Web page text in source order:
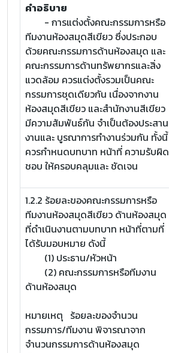
คำอธิบาย
- การแต่งตั้งคณะกรรมการหรือ
ทีมงานห้องสมุดสีเขียว ซึ่งประกอบ
ด้วยคณะกรรมการด้านห้องสมุด และ
คณะกรรมการด้านทรัพยากรและสิ่ง
แวดล้อม ควรแต่งตั้งรวมเป็นคณะ
กรรมการชุดเดียวกัน เนื่องจากงาน
ห้องสมุดสีเขียว และสำนักงานสีเขียว
มีความสัมพันธ์กัน จำเป็นต้องประสาน
งานและ บูรณาการทำงานร่วมกัน ทั้งนี้
ควรกำหนดบทบาท หน้าที่ ความรับผิด
ชอบ ให้ครอบคลุมและ ชัดเจน
1.2.2 ร้อยละของคณะกรรมการหรือ
ทีมงานห้องสมุดสีเขียว ด้านห้องสมุด
ที่ดำเนินงานตามบทบาท หน้าที่ตามที่
ได้รับมอบหมาย ดังนี้
(1) ประธาน/หัวหน้า
(2) คณะกรรมการหรือทีมงาน
ด้านห้องสมุด
หมายเหตุ ร้อยละของจำนวน
กรรมการ/ทีมงาน พิจารณาจาก
จำนวนกรรมการด้านห้องสมุด